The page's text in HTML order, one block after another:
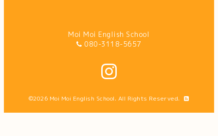
Moi Moi English School
080-3118-5657
©2026 Moi Moi English School. All Rights Reserved.